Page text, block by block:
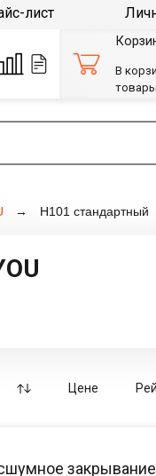
H101 стандартный
Цене
лист
В
товары